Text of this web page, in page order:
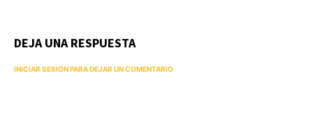
DEJA UNA RESPUESTA
INICIAR SESIÓN PARA DEJAR UN COMENTARIO